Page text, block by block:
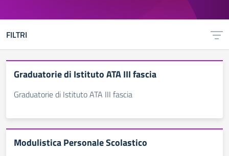
FILTRI
Graduatorie di Istituto ATA III fascia
Graduatorie di Istituto ATA III fascia
Modulistica Personale Scolastico